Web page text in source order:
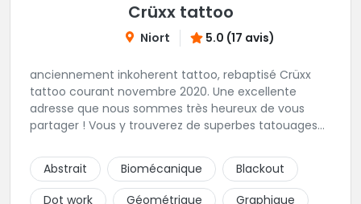
Crüxx tattoo
Niort 5.0 (17 avis)
anciennement inkoherent tattoo, rebaptisé Crüxx
tattoo courant novembre 2020. Une excellente
adresse que nous sommes très heureux de vous
partager ! Vous y trouverez de superbes tatouages
Dotwork, LineWork, Biomecanique, Watercolor, Trash
Polka, Géométrique, Old School, Réalistes...
Abstrait Biomécanique
Blackout
Dot work
Géométrique
Graphique